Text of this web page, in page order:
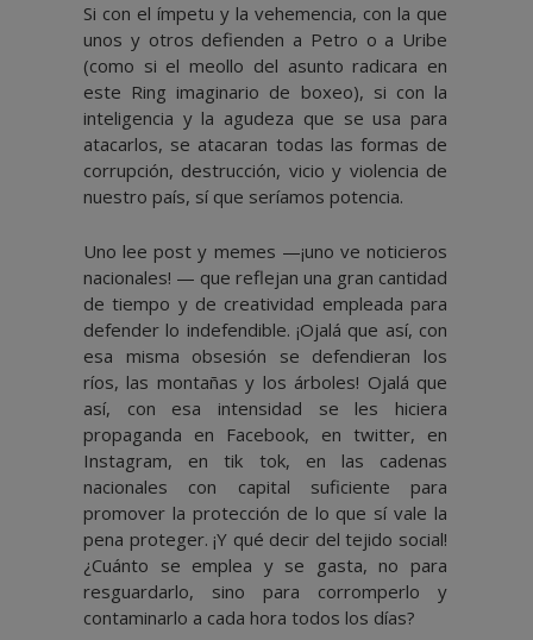
Si con el ímpetu y la vehemencia, con la que
unos y otros defienden a Petro o a Uribe
(como si el meollo del asunto radicara en
este Ring imaginario de boxeo), si con la
inteligencia y la agudeza que se usa para
atacarlos, se atacaran todas las formas de
corrupción, destrucción, vicio y violencia de
nuestro país, sí que seríamos potencia.
Uno lee post y memes —¡uno ve noticieros
nacionales! — que reflejan una gran cantidad
de tiempo y de creatividad empleada para
defender lo indefendible. ¡Ojalá que así, con
esa misma obsesión se defendieran los
ríos, las montañas y los árboles! Ojalá que
así, con esa intensidad se les hiciera
propaganda en Facebook, en twitter, en
Instagram, en tik tok, en las cadenas
nacionales con capital suficiente para
promover la protección de lo que sí vale la
pena proteger. ¡Y qué decir del tejido social!
¿Cuánto se emplea y se gasta, no para
resguardarlo, sino para corromperlo y
contaminarlo a cada hora todos los días?